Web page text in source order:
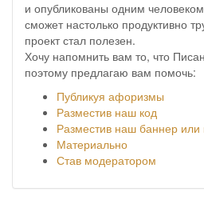
и опубликованы одним
сможет настолько продуктивно
проект стал полезен.
Хочу напомнить вам то, что
поэтому предлагаю вам помочь:
Публикуя афоризмы
Разместив наш код
Разместив наш баннер или
Материально
Став модератором